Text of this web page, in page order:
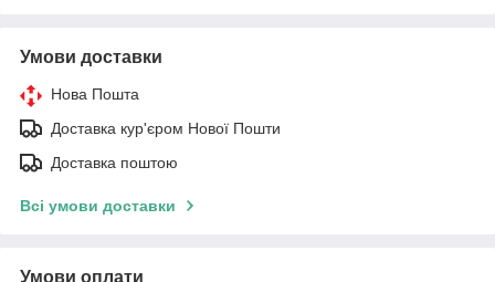
Умови доставки
Нова Пошта
Доставка кур'єром Нової Пошти
Доставка поштою
Всі умови доставки
Умови оплати